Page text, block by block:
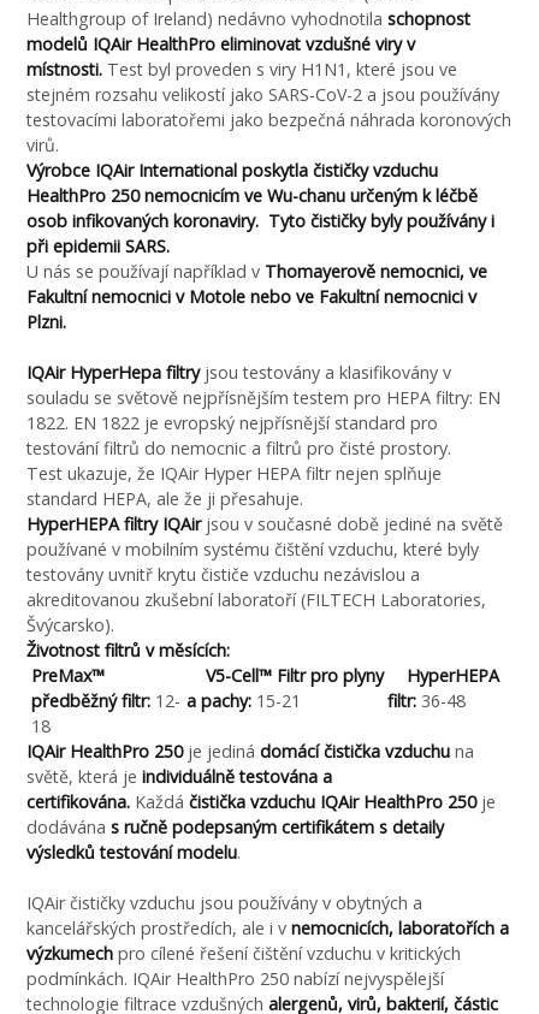
Healthgroup of Ireland) nedávno vyhodnotilaschopnost
modelů IQAir HealthPro eliminovat vzdušné viry v
místnosti. Test byl proveden s viry H1N1, které jsou ve
stejném rozsahu velikostí jako SARS-CoV-2 a jsou používány
testovacími laboratořemi jako bezpečná náhrada koronových
virů.
Výrobce IQAir International poskytla čističky vzduchu
HealthPro 250 nemocnicím ve Wu-chanu určeným k léčbě
osob infikovaných koronaviry. Tyto čističky byly používány i
při epidemii SARS.
U nás se používají například v Thomayerově nemocnici, ve
Fakultní nemocnici v Motole nebo ve Fakultní nemocnici v
Plzni.
IQAir HyperHepa filtryjsou testovány a klasifikovány v
souladu se světově nejpřísnějším testem pro HEPA filtry: EN
1822. EN 1822 je evropský nejpřísnější standard pro
testování filtrů do nemocnic a filtrů pro čisté prostory.
Test ukazuje, že IQAir Hyper HEPA filtr nejen splňuje
standard HEPA, ale že ji přesahuje.
HyperHEPA filtry IQAirjsou v současné době jediné na světě
používané v mobilním systému čištění vzduchu, které byly
testovány uvnitř krytu čističe vzduchu nezávislou a
akreditovanou zkušební laboratoří (FILTECH Laboratories,
Švýcarsko).
Životnost filtrů v měsících:
PreMax™
předběžný filtr: 12-
18
V5-Cell™ Filtr pro plyny
a pachy: 15-21
HyperHEPA
filtr: 36-48
IQAir HealthPro 250je jediná domácí čistička vzduchu na
světě, která jeindividuálně testována a
certifikována. Každáčistička vzduchu IQAir HealthPro 250je
dodávánas ručně podepsaným certifikátem s detaily
výsledků testování modelu.
IQAir čističky vzduchu jsou používány v obytných a
kancelářských prostředích, ale i vnemocnicích, laboratořích a
výzkumechpro cílené řešení čištění vzduchu v kritických
podmínkách. IQAir HealthPro 250 nabízí nejvyspělejší
technologie filtrace vzdušnýchalergenů, virů, bakterií, částic